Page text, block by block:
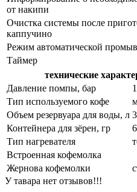
от накипи
Очистка системы после
каппучино
Режим автоматической
Таймер
технические
Давление помпы, бар
Тип используемого кофе
Объем резервуара для воды, л
Контейнера для зёрен, гр
Тип нагревателя
Встроенная кофемолка
Жернова кофемолки
У тавара нет отзывов!!!